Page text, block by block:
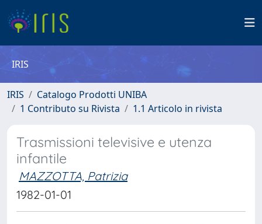
IRIS
IRIS
Catalogo Prodotti UNIBA
1 Contributo su Rivista
1.1 Articolo in rivista
Trasmissioni televisive e utenza
infantile
MAZZOTTA, Patrizia
1982-01-01